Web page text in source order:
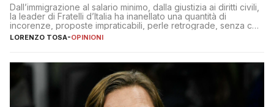
Dall’immigrazione al salario minimo, dalla giustizia ai diritti civili,
la leader di Fratelli d’Italia ha inanellato una quantità di
incorenze, proposte impraticabili, perle retrograde, senza che
nessuno – a destra come a sinistra – glielo abbia fatto notare
LORENZO TOSA-OPINIONI